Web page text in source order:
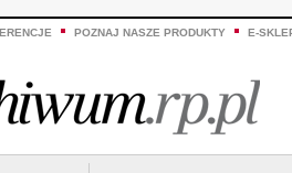
POZNAJ NASZE PRODUKTY E-